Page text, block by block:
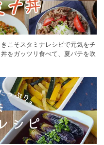
こそスタミナレシピで元気をチ
をガッツリ食べて、夏バテを吹